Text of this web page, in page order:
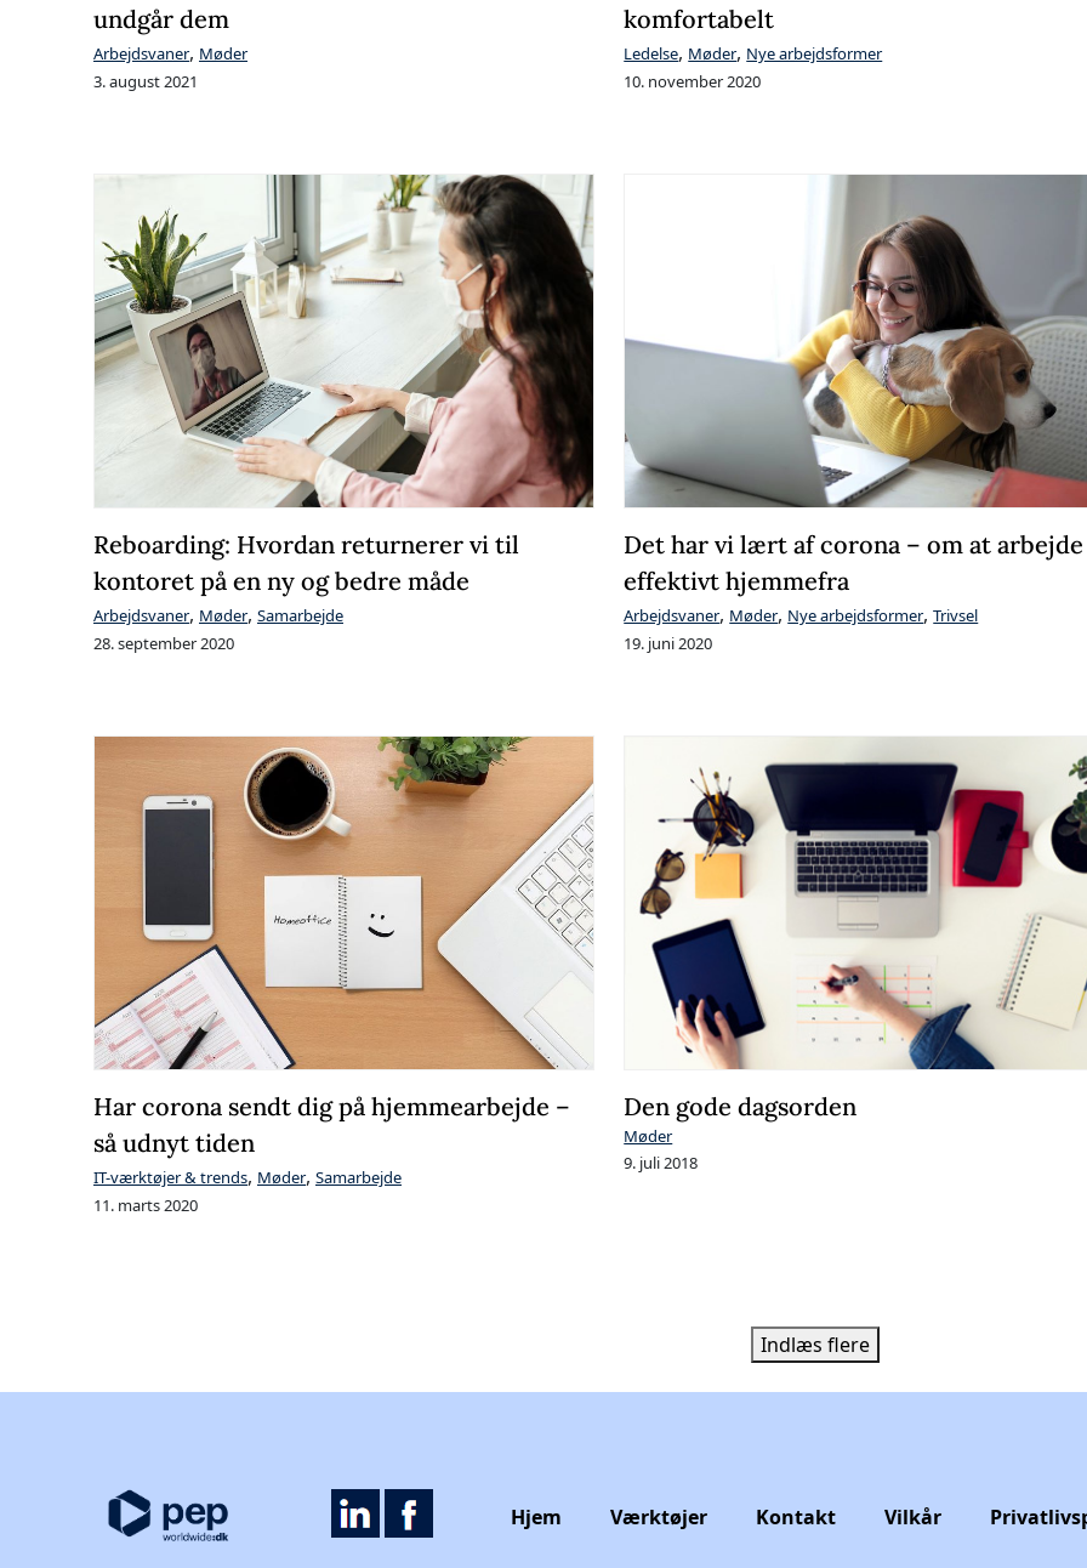
undgår dem
Arbejdsvaner, Møder
3. august 2021
komfortabelt
Ledelse, Møder, Nye arbejdsformer
10. november 2020
Reboarding: Hvordan returnerer vi til
kontoret på en ny og bedre måde
Arbejdsvaner, Møder, Samarbejde
28. september 2020
Det har vi lært af corona – om at arbejde
effektivt hjemmefra
Arbejdsvaner, Møder, Nye arbejdsformer,Trivsel
19. juni 2020
Har corona sendt dig på hjemmearbejde –
så udnyt tiden
IT-værktøjer & trends, Møder, Samarbejde
11. marts 2020
Den gode dagsorden
Møder
9. juli 2018
Indlæs flere
Hjem Værktøjer Kontakt Vilkår